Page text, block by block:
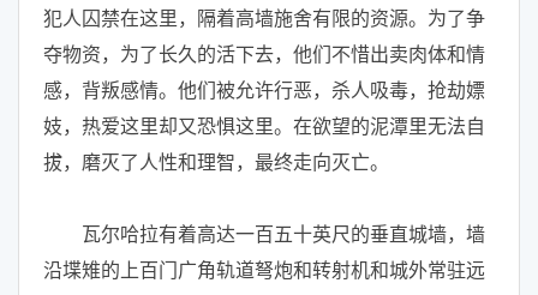
犯人囚禁在这里，隔着高墙施舍有限的资源。为了争
夺物资，为了长久的活下去，他们不惜出卖肉体和情
感，背叛感情。他们被允许行恶，杀人吸毒，抢劫嫖
妓，热爱这里却又恐惧这里。在欲望的泥潭里无法自
拔，磨灭了人性和理智，最终走向灭亡。
瓦尔哈拉有着高达一百五十英尺的垂直城墙，墙
沿堞雉的上百门广角轨道弩炮和转射机和城外常驻远